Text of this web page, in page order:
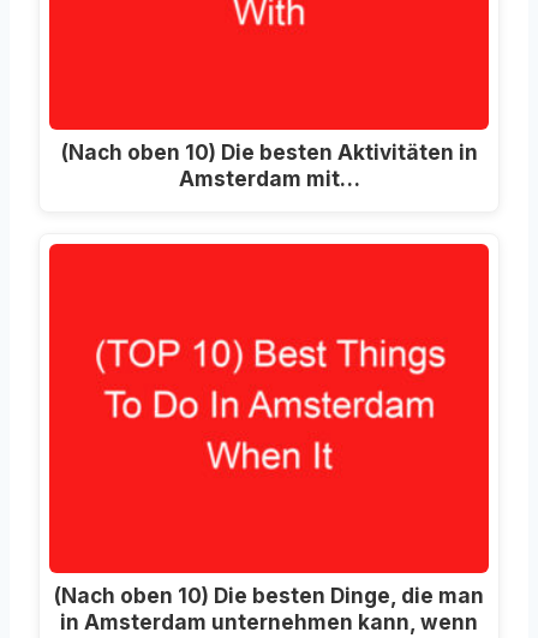
(Nach oben 10) Die besten Aktivitäten in
Amsterdam mit…
(Nach oben 10) Die besten Dinge, die man
in Amsterdam unternehmen kann, wenn